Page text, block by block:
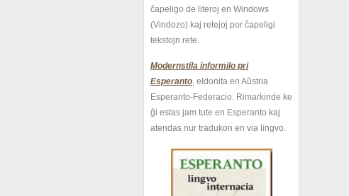
ĉapeligo de literoj en Windows
(Vindozo) kaj retejoj por ĉapeligi
tekstojn rete.
Modernstila informilo pri
Esperanto , eldonita en Aŭstria
Esperanto-Federacio. Rimarkinde ke
ĝi estas jam tute en Esperanto kaj
atendas nur tradukon en via lingvo.